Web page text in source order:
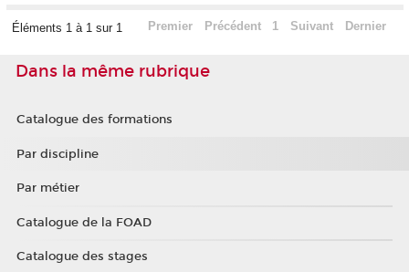
Éléments 1 à 1 sur 1 Premier Précédent 1 Suivant Dernier
Dans la même rubrique
Catalogue des formations
Par discipline
Par métier
Catalogue de la FOAD
Catalogue des stages